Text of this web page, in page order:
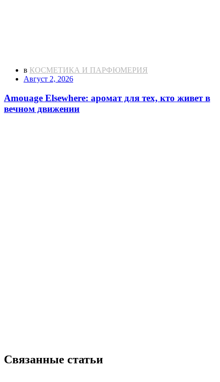
в КОСМЕТИКА И ПАРФЮМЕРИЯ
Август 2, 2026
Amouage Elsewhere: аромат для тех, кто живет в
вечном движении
Связанные статьи